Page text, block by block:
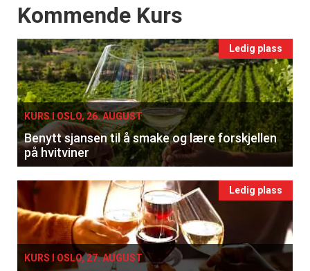
Events
Kommende Kurs
Ledig plass
KURS I OSLO, 26. AUGUST
Benytt sjansen til å smake og lære forskjellen
på hvitviner
Ledig plass
KURS I OSLO, 27. AUGUST